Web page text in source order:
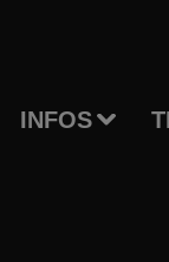
INFOS